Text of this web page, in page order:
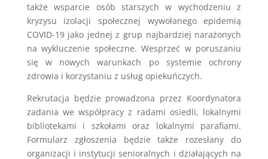
także wsparcie osób starszych w wychodzeniu z
kryzysu izolacji społecznej wywołanego epidemią
COVID-19 jako jednej z grup najbardziej narażonych
na wykluczenie społeczne. Wesprzeć w poruszaniu
się w nowych warunkach po systemie ochrony
zdrowia i korzystaniu z usług opiekuńczych.
Rekrutacja będzie prowadzona przez Koordynatora
zadania we współpracy z radami osiedli, lokalnymi
bibliotekami i szkołami oraz lokalnymi parafiami.
Formularz zgłoszenia będzie także rozesłany do
organizacji i instytucji senioralnych i działających na